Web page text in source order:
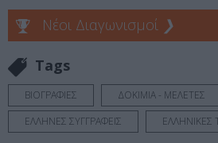
Νέοι Διαγωνισμοί ❯
Tags
ΒΙΟΓΡΑΦΙΕΣ
ΔΟΚΙΜΙΑ - ΜΕΛΕΤΕΣ
ΕΛΛΗΝΕΣ ΣΥΓΓΡΑΦΕΙΣ
ΕΛΛΗΝΙΚΕΣ